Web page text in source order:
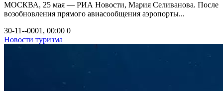
МОСКВА, 25 мая — РИА Новости, Мария Селиванова. После
возобновления прямого авиасообщения аэропорты...
30-11--0001, 00:00 0
Новости туризма